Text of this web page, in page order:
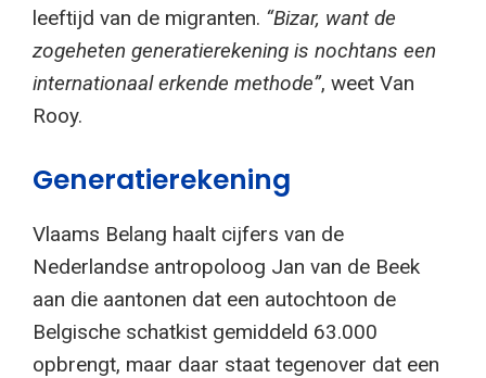
leeftijd van de migranten. “Bizar, want de
zogeheten generatierekening is nochtans een
internationaal erkende methode”, weet Van
Rooy.
Generatierekening
Vlaams Belang haalt cijfers van de
Nederlandse antropoloog Jan van de Beek
aan die aantonen dat een autochtoon de
Belgische schatkist gemiddeld 63.000
opbrengt, maar daar staat tegenover dat een